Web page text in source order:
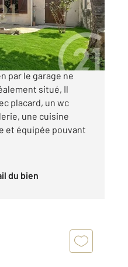
résidentiel et au
par le garage ne
situé, Il
placard, un wc
une cuisine
et équipée pouvant
du bien